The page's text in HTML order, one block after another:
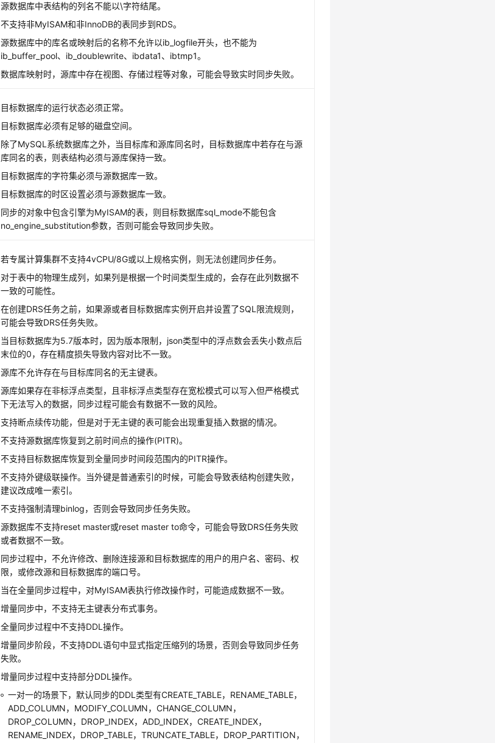
源数据库中表结构的列名不能以\字符结尾。
不支持非MyISAM和非InnoDB的表同步到RDS。
源数据库中的库名或映射后的名称不允许以ib_logfile开头，也不能为
ib_buffer_pool、ib_doublewrite、ibdata1、ibtmp1。
数据库映射时，源库中存在视图、存储过程等对象，可能会导致实时同步失败。
目标数据库的运行状态必须正常。
目标数据库必须有足够的磁盘空间。
除了MySQL系统数据库之外，当目标库和源库同名时，目标数据库中若存在与源
库同名的表，则表结构必须与源库保持一致。
目标数据库的字符集必须与源数据库一致。
目标数据库的时区设置必须与源数据库一致。
同步的对象中包含引擎为MyISAM的表，则目标数据库sql_mode不能包含
no_engine_substitution参数，否则可能会导致同步失败。
若专属计算集群不支持4vCPU/8G或以上规格实例，则无法创建同步任务。
对于表中的物理生成列，如果列是根据一个时间类型生成的，会存在此列数据不
一致的可能性。
在创建DRS任务之前，如果源或者目标数据库实例开启并设置了SQL限流规则，
可能会导致DRS任务失败。
当目标数据库为5.7版本时，因为版本限制，json类型中的浮点数会丢失小数点后
末位的0，存在精度损失导致内容对比不一致。
源库不允许存在与目标库同名的无主键表。
源库如果存在非标浮点类型，且非标浮点类型存在宽松模式可以写入但严格模式
下无法写入的数据，同步过程可能会有数据不一致的风险。
支持断点续传功能，但是对于无主键的表可能会出现重复插入数据的情况。
不支持源数据库恢复到之前时间点的操作(PITR)。
不支持目标数据库恢复到全量同步时间段范围内的PITR操作。
不支持外键级联操作。当外键是普通索引的时候，可能会导致表结构创建失败，
建议改成唯一索引。
不支持强制清理binlog，否则会导致同步任务失败。
源数据库不支持reset master或reset master to命令，可能会导致DRS任务失败
或者数据不一致。
同步过程中，不允许修改、删除连接源和目标数据库的用户的用户名、密码、权
限，或修改源和目标数据库的端口号。
当在全量同步过程中，对MyISAM表执行修改操作时，可能造成数据不一致。
增量同步中，不支持无主键表分布式事务。
全量同步过程中不支持DDL操作。
增量同步阶段，不支持DDL语句中显式指定压缩列的场景，否则会导致同步任务
失败。
增量同步过程中支持部分DDL操作。
一对一的场景下，默认同步的DDL类型有CREATE_TABLE，RENAME_TABLE，
ADD_COLUMN，MODIFY_COLUMN，CHANGE_COLUMN，
DROP_COLUMN，DROP_INDEX，ADD_INDEX，CREATE_INDEX，
RENAME_INDEX，DROP_TABLE，TRUNCATE_TABLE，DROP_PARTITION，